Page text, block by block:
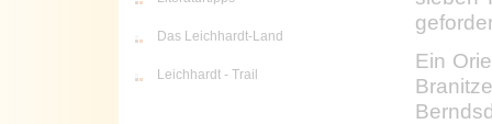
Das Leichhardt-Land
Leichhardt - Trail
Ein